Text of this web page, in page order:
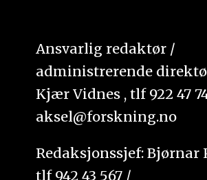
Ansvarlig redaktør /
administrerende
Kjær Vidnes , tlf 922 47
aksel@forskning.no
Redaksjonssjef: Bjørnar
tlf 942 43 567 /